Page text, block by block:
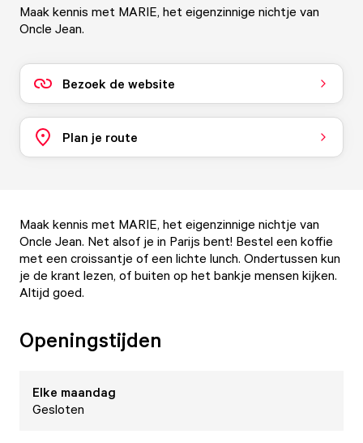
Maak kennis met MARIE, het eigenzinnige nichtje van
Oncle Jean.
Bezoek de website
Plan je route
Maak kennis met MARIE, het eigenzinnige nichtje van
Oncle Jean. Net alsof je in Parijs bent! Bestel een koffie
met een croissantje of een lichte lunch. Ondertussen kun
je de krant lezen, of buiten op het bankje mensen kijken.
Altijd goed.
Openingstijden
Elke maandag
Gesloten